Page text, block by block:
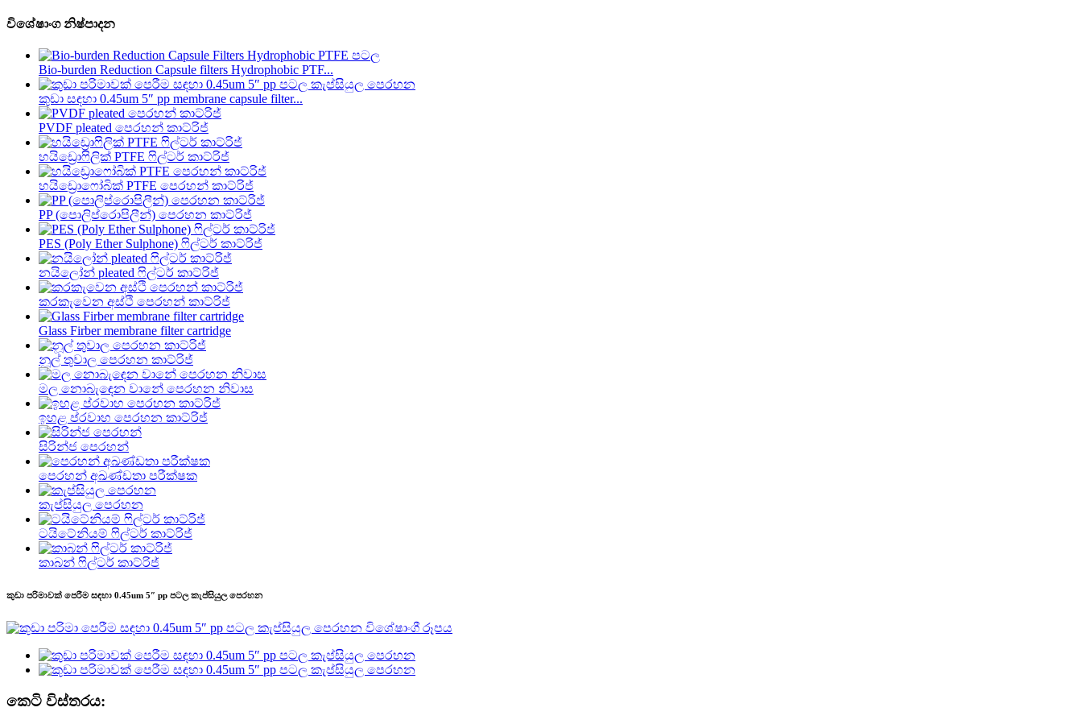
විශේෂාංග නිෂ්පාදන
Bio-burden Reduction Capsule filters Hydrophobic PTF...
කුඩා සඳහා 0.45um 5″ pp membrane capsule filter...
PVDF pleated පෙරහන් කාට්රිජ්
හයිඩ්‍රොෆිලික් PTFE ෆිල්ටර් කාට්රිජ්
හයිඩ්‍රොෆෝබික් PTFE පෙරහන් කාට්රිජ්
PP (පොලිප්රොපිලීන්) පෙරහන කාට්රිජ්
PES (Poly Ether Sulphone) ෆිල්ටර් කාට්රිජ්
නයිලෝන් pleated ෆිල්ටර් කාට්රිජ්
කරකැවෙන අස්ථි පෙරහන් කාට්රිජ්
Glass Firber membrane filter cartridge
නූල් තුවාල පෙරහන කාට්රිජ්
මල නොබැඳෙන වානේ පෙරහන නිවාස
ඉහළ ප්රවාහ පෙරහන කාට්රිජ්
සිරින්ජ පෙරහන්
පෙරහන් අඛණ්ඩතා පරීක්ෂක
කැප්සියුල පෙරහන
ටයිටේනියම් ෆිල්ටර් කාට්රිජ්
කාබන් ෆිල්ටර් කාට්රිජ්
කුඩා පරිමාවක් පෙරීම සඳහා 0.45um 5″ pp පටල කැප්සියුල පෙරහන
කෙටි විස්තරය: